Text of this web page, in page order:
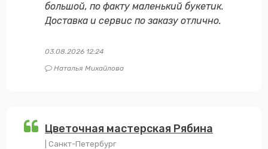
большой, по факту маленький букетик.
Доставка и сервис по заказу отлично.
03.08.2026 12:24
Наталья Михайлова
Цветочная мастерская Рябина
| Санкт-Петербург